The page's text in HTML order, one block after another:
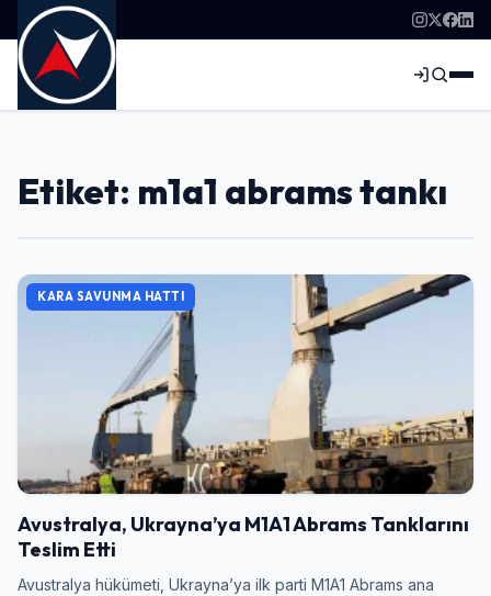
Etiket: m1a1 abrams tankı
KARA SAVUNMA HATTI
Avustralya, Ukrayna’ya M1A1 Abrams Tanklarını
Teslim Etti
Avustralya hükümeti, Ukrayna’ya ilk parti M1A1 Abrams ana
Giriş Yap